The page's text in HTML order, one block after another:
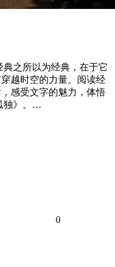
之所以为经典，在于它
越时空的力量。阅读经
感受文字的魅力，体悟
独》。…
0